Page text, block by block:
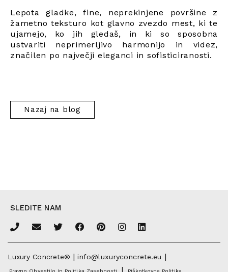
Lepota gladke, fine, neprekinjene površine z
žametno teksturo kot glavno zvezdo mest, ki te
ujamejo, ko jih gledaš, in ki so sposobna
ustvariti neprimerljivo harmonijo in videz,
značilen po največji eleganci in sofisticiranosti.
Nazaj na blog
SLEDITE NAM
Luxury Concrete® |info@luxuryconcrete.eu |
|